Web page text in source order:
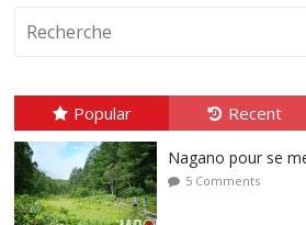
Popular Recent
Nagano pour se
5 Comments